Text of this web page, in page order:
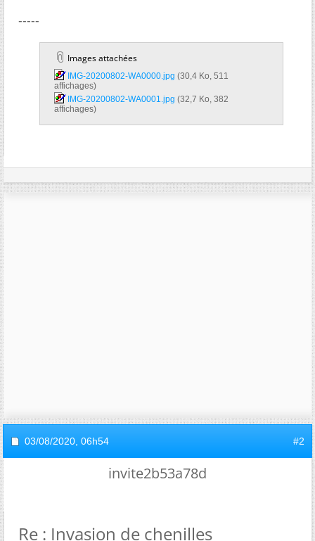
-----
Images attachées
IMG-20200802-WA0000.jpg‎
affichages)
IMG-20200802-WA0001.jpg‎
affichages)
03/08/2020, 06h54 #2
invite2b53a78d
Re : Invasion de chenilles